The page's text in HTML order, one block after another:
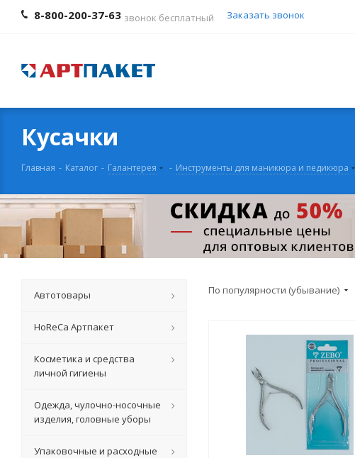
8-800-200-37-63 звонок бесплатный Заказать звонок
Кусачки
Главная - Каталог - Галантерея - Инструменты для маникюра и педикюра
По популярности (убывание)
Автотовары
HoReCa Артпакет
Косметика и средства
личной гигиены
Одежда, чулочно-носочные
изделия, головные уборы
Упаковочные и расходные